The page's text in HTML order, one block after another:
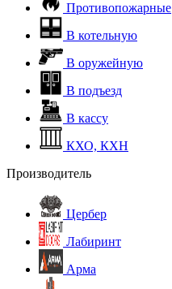
Противопожарные
В котельную
В оружейную
В подъезд
В кассу
КХО, КХН
Производитель
Цербер
Лабиринт
Арма